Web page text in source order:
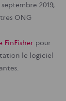
2019,
ONG
pour
le logiciel